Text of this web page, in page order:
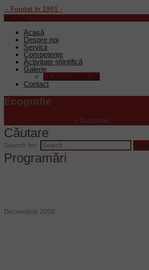
- Fondat în 1991 -
MENIU
Acasă
Despre noi
Servicii
Competențe
Activitate științifică
Galerie
- Cazuri Medicale
Contact
Ecografie
» » Ecografie
Căutare
Search for:
Programări
Decembrie 2006